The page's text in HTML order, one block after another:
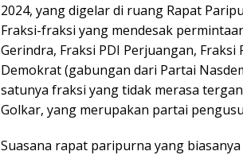
2024, yang digelar di ruang Rapat
Fraksi-fraksi yang mendesak
Gerindra, Fraksi PDI Perjuangan, Fraksi
Demokrat (gabungan dari Partai
satunya fraksi yang tidak merasa
Golkar, yang merupakan partai
Suasana rapat paripurna yang